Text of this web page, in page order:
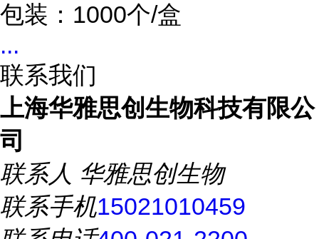
包装：1000个/盒
...
联系我们
上海华雅思创生物科技有限公
司
联系人 华雅思创生物
联系手机15021010459